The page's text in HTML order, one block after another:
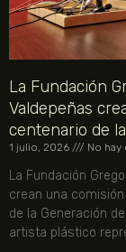
La Fundación
Valdepeñas
centenario de
1 julio, 2026 No
La Fundación
crean una
de la Generación
artista plástico